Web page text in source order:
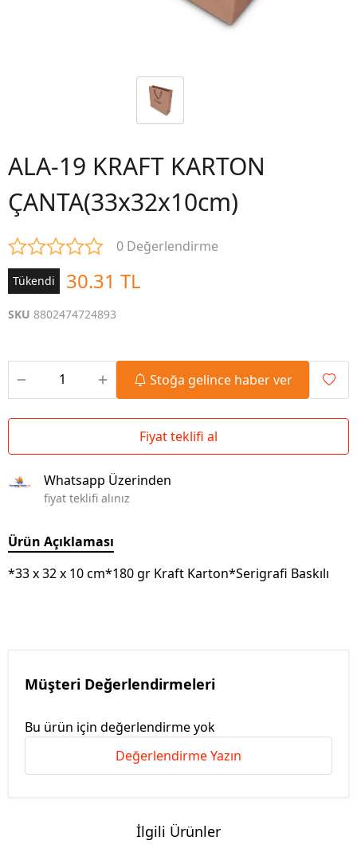
ALA-19 KRAFT KARTON
ÇANTA(33x32x10cm)
0 Değerlendirme
Tükendi 30.31 TL
SKU 8802474724893
Stoğa gelince haber ver
Fiyat teklifi al
Whatsapp Üzerinden
fiyat teklifi alınız
Ürün Açıklaması
*33 x 32 x 10 cm*180 gr Kraft Karton*Serigrafi Baskılı
Müşteri Değerlendirmeleri
Bu ürün için değerlendirme yok
Değerlendirme Yazın
İlgili Ürünler